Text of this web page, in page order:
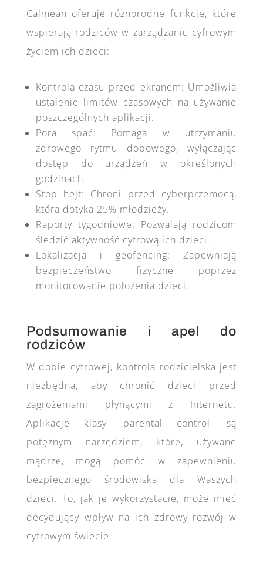
Calmean oferuje różnorodne funkcje, które
wspierają rodziców w zarządzaniu cyfrowym
życiem ich dzieci:
Kontrola czasu przed ekranem: Umożliwia
ustalenie limitów czasowych na używanie
poszczególnych aplikacji.
Pora spać: Pomaga w utrzymaniu
zdrowego rytmu dobowego, wyłączając
dostęp do urządzeń w określonych
godzinach.
Stop hejt: Chroni przed cyberprzemocą,
która dotyka 25% młodzieży.
Raporty tygodniowe: Pozwalają rodzicom
śledzić aktywność cyfrową ich dzieci.
Lokalizacja i geofencing: Zapewniają
bezpieczeństwo fizyczne poprzez
monitorowanie położenia dzieci.
Podsumowanie i apel do
rodziców
W dobie cyfrowej, kontrola rodzicielska jest
niezbędna, aby chronić dzieci przed
zagrożeniami płynącymi z Internetu.
Aplikacje klasy 'parental control' są
potężnym narzędziem, które, używane
mądrze, mogą pomóc w zapewnieniu
bezpiecznego środowiska dla Waszych
dzieci. To, jak je wykorzystacie, może mieć
decydujący wpływ na ich zdrowy rozwój w
cyfrowym świecie